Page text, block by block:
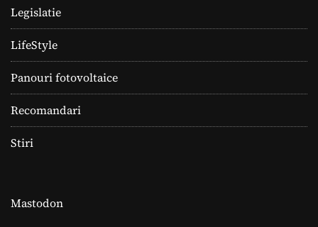
Legislatie
LifeStyle
Panouri fotovoltaice
Recomandari
Stiri
Mastodon